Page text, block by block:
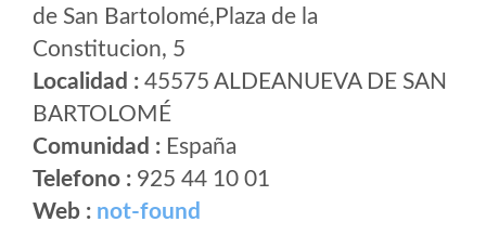
de San Bartolomé,Plaza de la
Constitucion, 5
Localidad : 45575 ALDEANUEVA DE SAN
BARTOLOMÉ
Comunidad : España
Telefono : 925 44 10 01
Web : not-found